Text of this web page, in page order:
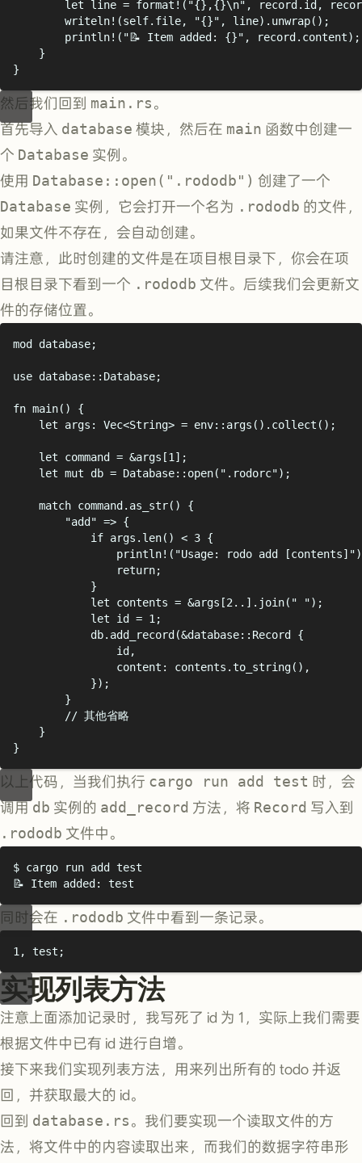
let line = format! ( "{} ,{}\n" , record . id ,
writeln! (self. file, "{}" , line). unwrap();
println! ( "📝 Item added: {}" , record . content);
}
}
然后我们回到 main.rs。
首先导入 database 模块，然后在 main 函数中创建一
个 Database 实例。
使用 Database::open(".rododb") 创建了一个
Database 实例，它会打开一个名为 .rododb 的文件，
如果文件不存在，会自动创建。
请注意，此时创建的文件是在项目根目录下，你会在项
目根目录下看到一个 .rododb 文件。后续我们会更新文
件的存储位置。
mod database;
use database:: Database;
fn main()
{
let args : Vec<String> = env:: args (). collect ();
let command = &args [1 ];
let mut db = Database:: open( " .rodorc");
match command . as_str()
{
"add " => {
if args . len() < 3 {
println! ( "Usage: rodo add [contents] "
return;
}
let contents = &args [2 ..]. join( " ");
let id = 1 ;
db. add_record (&database:: Record
{
id ,
content : contents .to_string(),
});
}
// 其他省略
}
}
以上代码，当我们执行 cargo run add test 时，会
调用 db 实例的 add_record 方法，将 Record 写入到
.rododb 文件中。
$ cargo run add test
📝 Item added: test
同时会在 .rododb 文件中看到一条记录。
1 , test ;
实现列表方法
注意上面添加记录时，我写死了 id 为 1，实际上我们需要
根据文件中已有 id 进行自增。
接下来我们实现列表方法，用来列出所有的 todo 并返
回，并获取最大的 id。
回到 database.rs。我们要实现一个读取文件的方
法，将文件中的内容读取出来，而我们的数据字符串形